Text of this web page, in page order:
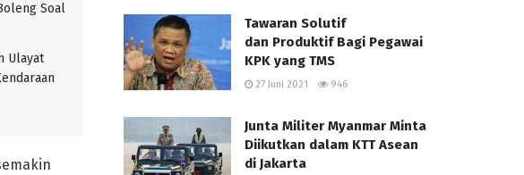
Soal
Ulayat
Tawaran Solutif
dan Produktif Bagi Pegawai
KPK yang TMS
27 Juni 2021 946
Junta Militer Myanmar Minta
Diikutkan dalam KTT Asean
di Jakarta